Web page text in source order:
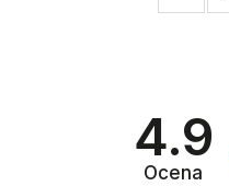
4.9
Ocena